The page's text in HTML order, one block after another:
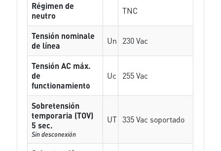
Régimen de
neutro
TNC
Tensión nominale
de línea
Un 230 Vac
Tensión AC máx.
de
functionamiento
Uc 255 Vac
Sobretensión
temporaria (TOV)
5 sec.
Sin desconexión
UT 335 Vac soportado